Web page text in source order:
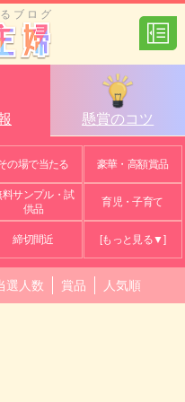
ブログ
懸賞のコツ
の場で当たる 豪華・高額賞品
料サンプル・試
供品
育児・子育て
締切間近 [もっと見る▼]
選人数 賞品 人気順